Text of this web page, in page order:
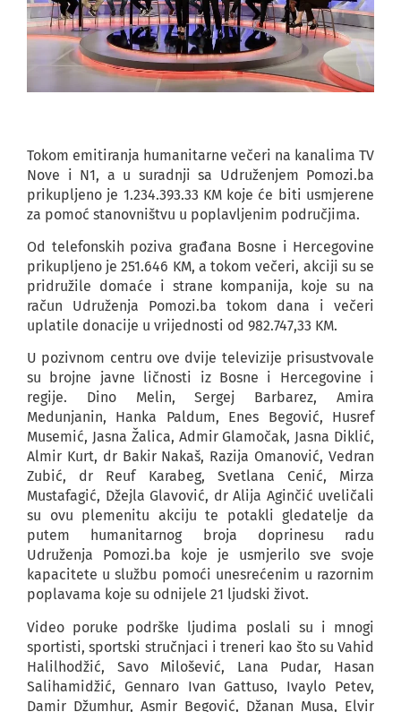
Tokom emitiranja humanitarne večeri na kanalima TV
Nove i N1, a u suradnji sa Udruženjem Pomozi.ba
prikupljeno je 1.234.393.33 KM koje će biti usmjerene
za pomoć stanovništvu u poplavljenim područjima.
Od telefonskih poziva građana Bosne i Hercegovine
prikupljeno je 251.646 KM, a tokom večeri, akciji su se
pridružile domaće i strane kompanija, koje su na
račun Udruženja Pomozi.ba tokom dana i večeri
uplatile donacije u vrijednosti od 982.747,33 KM.
U pozivnom centru ove dvije televizije prisustvovale
su brojne javne ličnosti iz Bosne i Hercegovine i
regije. Dino Melin, Sergej Barbarez, Amira
Medunjanin, Hanka Paldum, Enes Begović, Husref
Musemić, Jasna Žalica, Admir Glamočak, Jasna Diklić,
Almir Kurt, dr Bakir Nakaš, Razija Omanović, Vedran
Zubić, dr Reuf Karabeg, Svetlana Cenić, Mirza
Mustafagić, Džejla Glavović, dr Alija Aginčić uveličali
su ovu plemenitu akciju te potakli gledatelje da
putem humanitarnog broja doprinesu radu
Udruženja Pomozi.ba koje je usmjerilo sve svoje
kapacitete u službu pomoći unesrećenim u razornim
poplavama koje su odnijele 21 ljudski život.
Video poruke podrške ljudima poslali su i mnogi
sportisti, sportski stručnjaci i treneri kao što su Vahid
Halilhodžić, Savo Milošević, Lana Pudar, Hasan
Salihamidžić, Gennaro Ivan Gattuso, Ivaylo Petev,
Damir Džumhur, Asmir Begović, Džanan Musa, Elvir